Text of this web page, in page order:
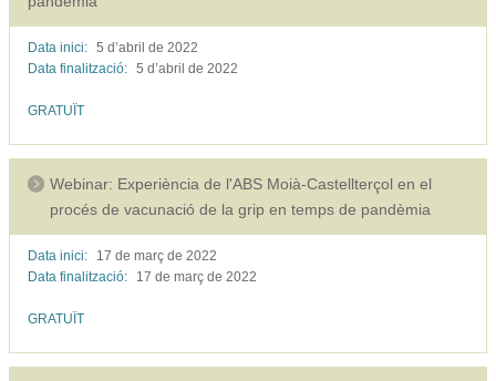
Data inici: 5 d’abril de 2022
Data finalització: 5 d’abril de 2022
GRATUÏT
Webinar: Experiència de l'ABS Moià-Castellterçol en el
procés de vacunació de la grip en temps de pandèmia
Data inici: 17 de març de 2022
Data finalització:
17 de març de 2022
GRATUÏT